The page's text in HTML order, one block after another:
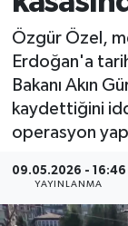
Özgür Özel,
Erdoğan'a
Bakanı Akın
kaydettiğini
operasyon
09.05.2026 - 16:46
YAYINLANMA
Spor
Yaşam